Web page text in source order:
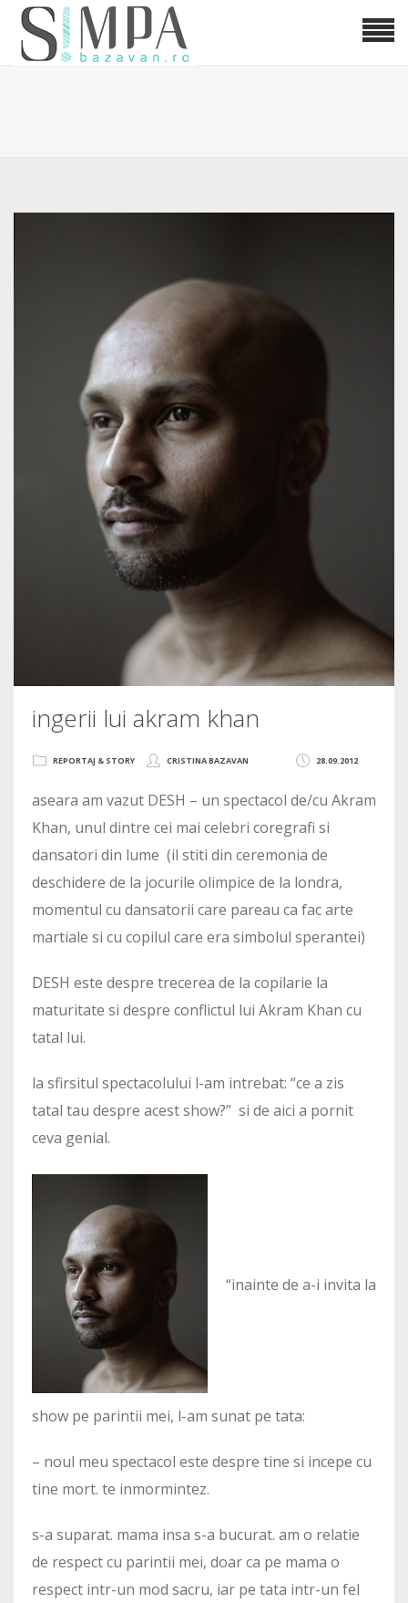
ingerii lui akram khan
28.09.2012
REPORTAJ & STORY CRISTINA BAZAVAN
aseara am vazut DESH – un spectacol de/cu Akram
Khan, unul dintre cei mai celebri coregrafi si
dansatori din lume (il stiti din ceremonia de
deschidere de la jocurile olimpice de la londra,
momentul cu dansatorii care pareau ca fac arte
martiale si cu copilul care era simbolul sperantei)
DESH este despre trecerea de la copilarie la
maturitate si despre conflictul lui Akram Khan cu
tatal lui.
la sfirsitul spectacolului l-am intrebat: “ce a zis
tatal tau despre acest show?” si de aici a pornit
ceva genial.
“inainte de a-i invita la
show pe parintii mei, l-am sunat pe tata:
– noul meu spectacol este despre tine si incepe cu
tine mort. te inmormintez.
s-a suparat. mama insa s-a bucurat. am o relatie
de respect cu parintii mei, doar ca pe mama o
respect intr-un mod sacru, iar pe tata intr-un fel